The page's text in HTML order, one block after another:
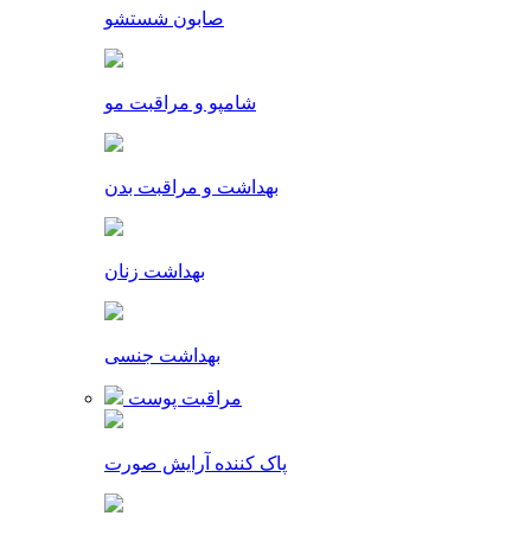
صابون شستشو
شامپو و مراقبت مو
بهداشت و مراقبت بدن
بهداشت زنان
بهداشت جنسی
مراقبت پوست
پاک کننده آرایش صورت